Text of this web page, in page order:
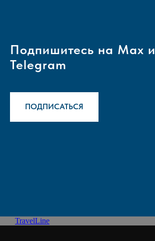
Подпишитесь на Max и
Telegram
ПОДПИСАТЬСЯ
TravelLine